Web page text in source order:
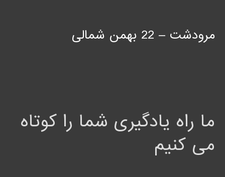
مرودشت – 22 بهمن شمالی
ما راه یادگیری شما را کوتاه
می کنیم